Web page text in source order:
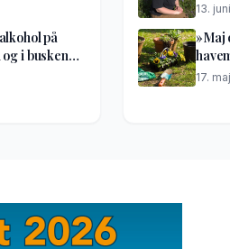
på
i buskene
13. juni
»Maj
17. maj